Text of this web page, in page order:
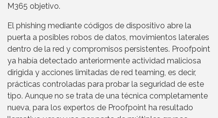
M365 objetivo.
El phishing mediante códigos de dispositivo abre la
puerta a posibles robos de datos, movimientos laterales
dentro de la red y compromisos persistentes. Proofpoint
ya había detectado anteriormente actividad maliciosa
dirigida y acciones limitadas de red teaming, es decir,
prácticas controladas para probar la seguridad de este
tipo. Aunque no se trata de una técnica completamente
nueva, para los expertos de Proofpoint ha resultado